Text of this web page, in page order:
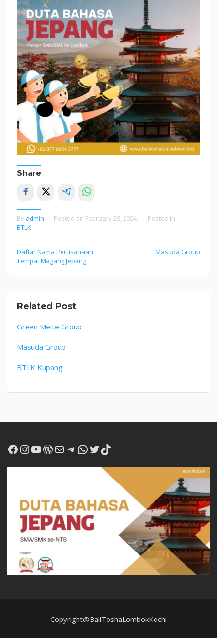
Share
By admin Posted on February 29, 2024
Posted in
BTLK
Post
navigation
Daftar Nama Perusahaan
Tempat Magang Jepang
Masuda Group
Related Post
Green Meite Group
Masuda Group
BTLK Kupang
Facebook
Instagram
YouTube
WordPress
MailTelegram
WhatsApp
Twitter
TikTok
Copyright@BaliToshaLombokKochi